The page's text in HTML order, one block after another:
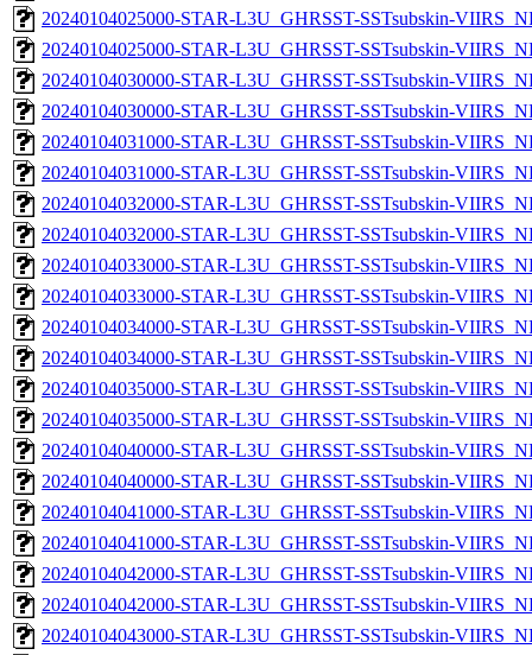
20240104025000-STAR-L3U_GHRSST-SSTsubskin-
20240104025000-STAR-L3U_GHRSST-SSTsubskin-
20240104030000-STAR-L3U_GHRSST-SSTsubskin-
20240104030000-STAR-L3U_GHRSST-SSTsubskin-
20240104031000-STAR-L3U_GHRSST-SSTsubskin-
20240104031000-STAR-L3U_GHRSST-SSTsubskin-
20240104032000-STAR-L3U_GHRSST-SSTsubskin-
20240104032000-STAR-L3U_GHRSST-SSTsubskin-
20240104033000-STAR-L3U_GHRSST-SSTsubskin-
20240104033000-STAR-L3U_GHRSST-SSTsubskin-
20240104034000-STAR-L3U_GHRSST-SSTsubskin-
20240104034000-STAR-L3U_GHRSST-SSTsubskin-
20240104035000-STAR-L3U_GHRSST-SSTsubskin-
20240104035000-STAR-L3U_GHRSST-SSTsubskin-
20240104040000-STAR-L3U_GHRSST-SSTsubskin-
20240104040000-STAR-L3U_GHRSST-SSTsubskin-
20240104041000-STAR-L3U_GHRSST-SSTsubskin-
20240104041000-STAR-L3U_GHRSST-SSTsubskin-
20240104042000-STAR-L3U_GHRSST-SSTsubskin-
20240104042000-STAR-L3U_GHRSST-SSTsubskin-
20240104043000-STAR-L3U_GHRSST-SSTsubskin-